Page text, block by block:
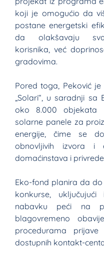
koji je omogućio da
postane energetski
da olakšavaju
korisnika, već
gradovima.
Pored toga, Peković
„Solari“, u saradnji sa
oko 8.000 objekata
solarne panele za
energije, čime se
obnovljivih izvora i
domaćinstava i
Eko-fond planira da
konkurse,
nabavku peći na
blagovremeno
procedurama
dostupnih kontakt-